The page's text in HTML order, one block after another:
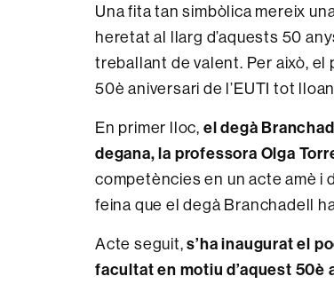
Una fita tan simbòlica mereix
heretat al llarg d’aquests 50
treballant de valent. Per això, el
50è aniversari de l’EUTI tot
En primer lloc, el degà
degana, la professora Olga
competències en un acte amè i
feina que el degà Branchadell
Acte seguit,s’ha inaugurat el
facultat en motiu d’aquest 50è